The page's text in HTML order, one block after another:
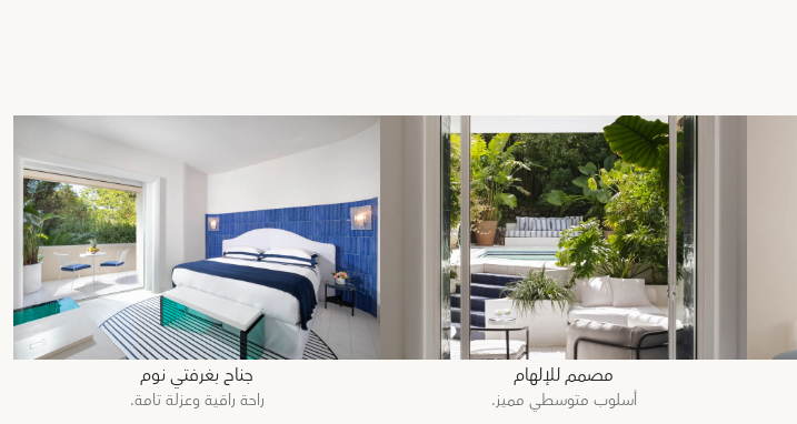
مصمم للإلهام
أسلوب متوسطي مميز.
جناح بغرفتي نوم
راحة راقية وعزلة تامة.